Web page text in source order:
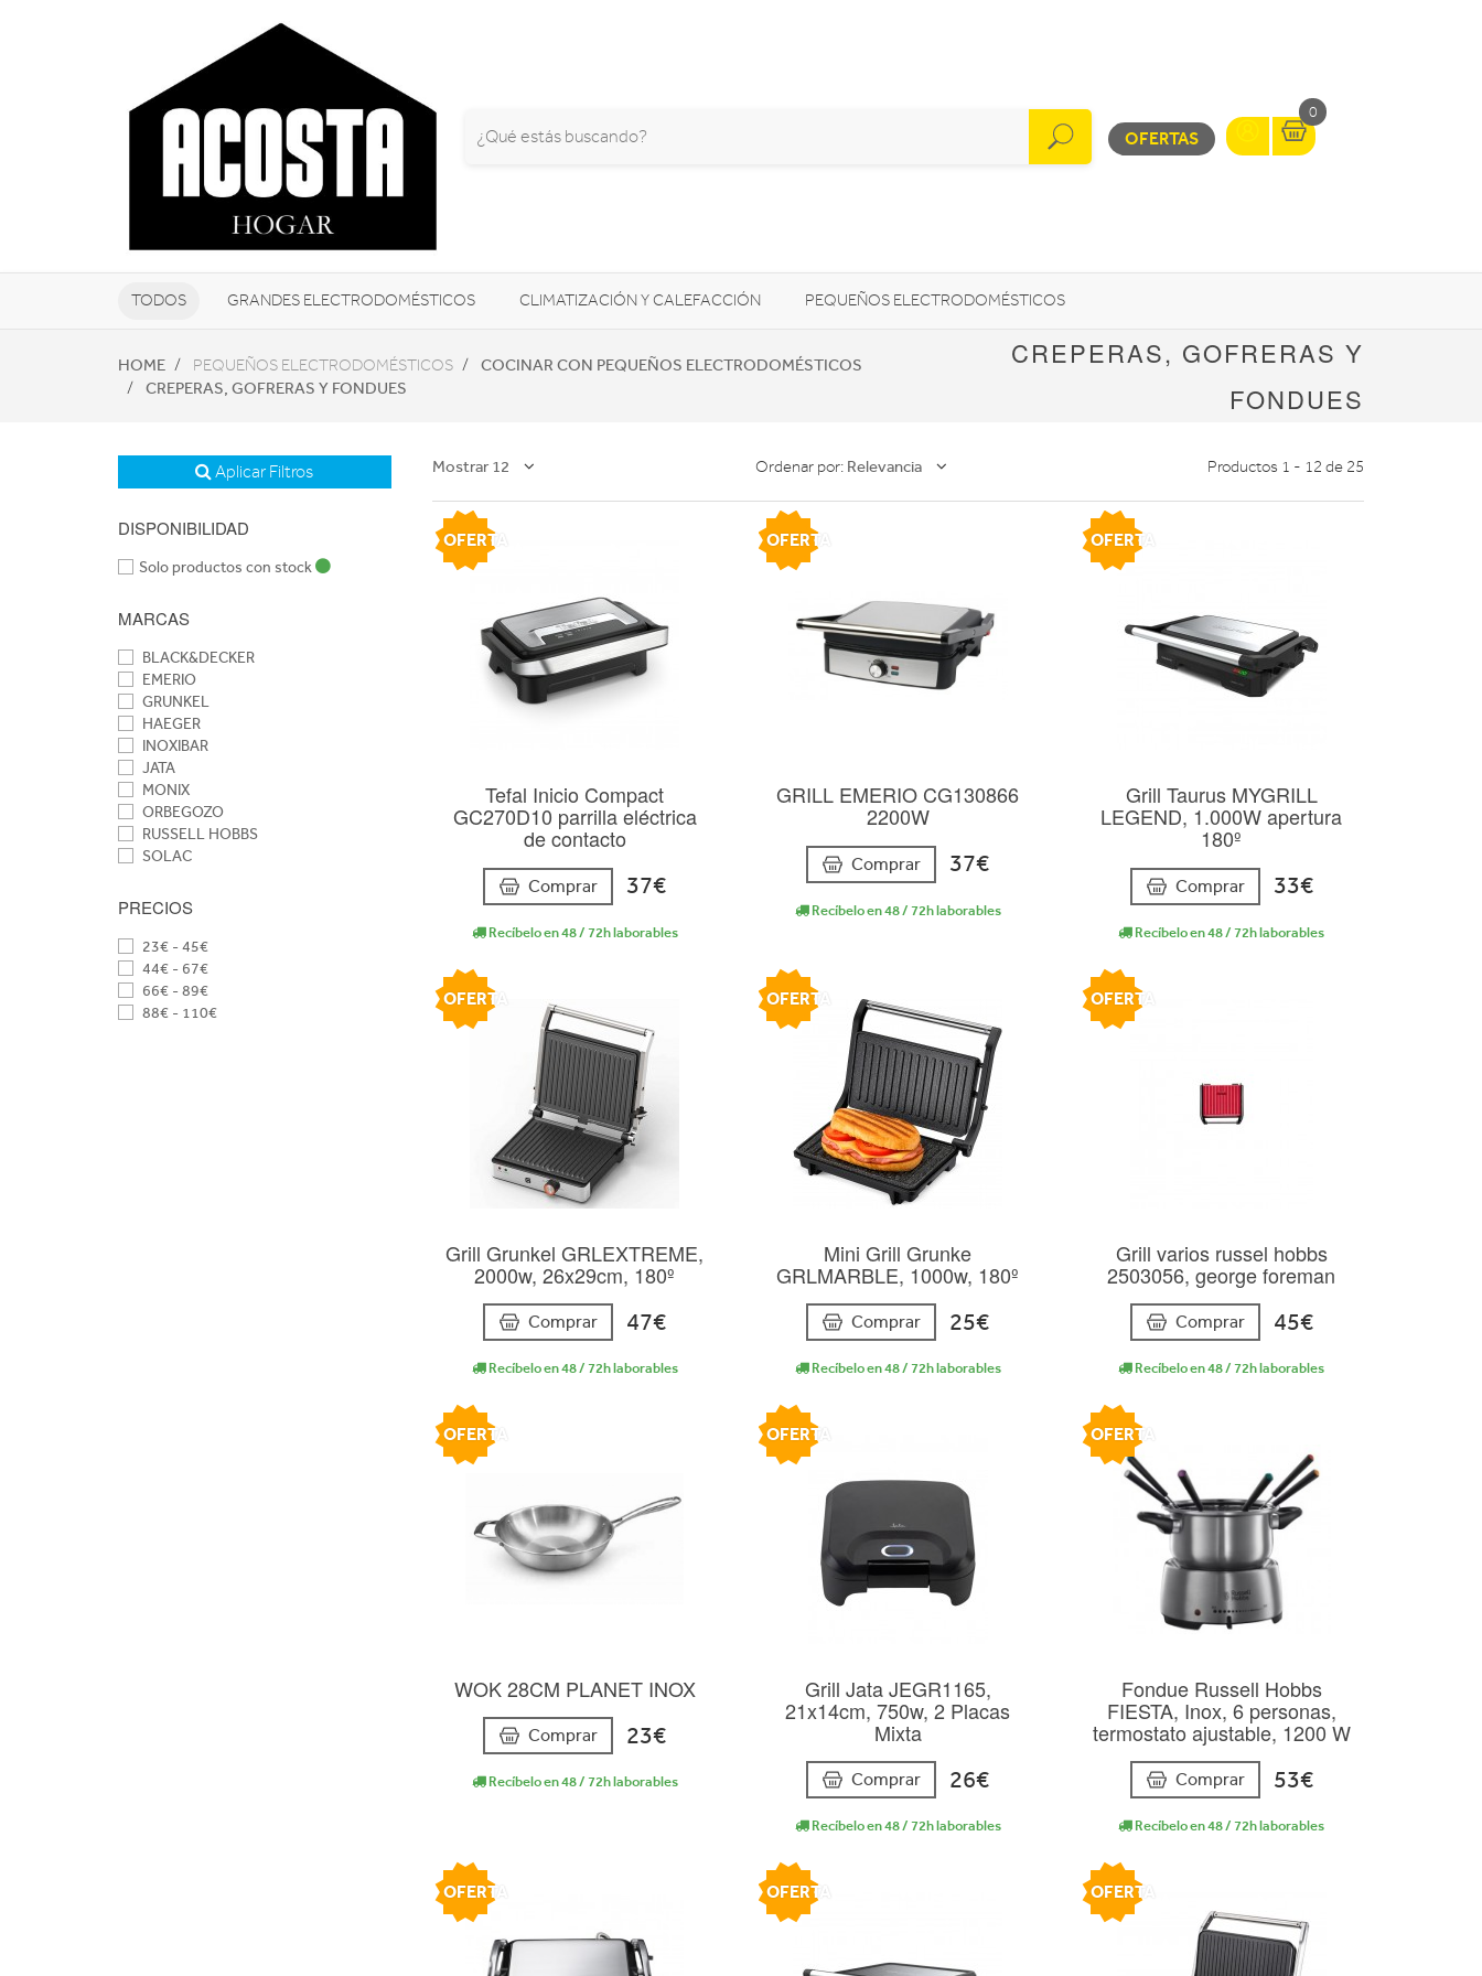
OFERTAS
0
TODOS GRANDES ELECTRODOMÉSTICOS CLIMATIZACIÓN Y CALEFACCIÓN PEQUEÑOS ELECTRODOMÉSTICOS
TELEVISORES Y REPRODUCTORES SONIDO / AUDIO CÁMARAS FOTO/VÍDEO INFORMÁTICA MOVILIDAD URBANA
HOME PEQUEÑOS ELECTRODOMÉSTICOS
COCINAR CON PEQUEÑOS ELECTRODOMÉSTICOS
CREPERAS, GOFRERAS Y FONDUES
CREPERAS, GOFRERAS Y
FONDUES
Aplicar Filtros
DISPONIBILIDAD
Solo productos con stock
MARCAS
BLACK&DECKER
EMERIO
GRUNKEL
HAEGER
INOXIBAR
JATA
MONIX
ORBEGOZO
RUSSELL HOBBS
SOLAC
TEFAL
WILFA
PRECIOS
23€ - 45€
44€ - 67€
66€ - 89€
88€ - 110€
Mostrar 12 Ordenar por: Relevancia Productos 1 - 12 de 25
Tefal Inicio Compact
GC270D10 parrilla eléctrica
de contacto
Comprar 37€
Recíbelo en 48 / 72h laborables
OFERTA
GRILL EMERIO CG130866
2200W
Comprar 37€
Recíbelo en 48 / 72h laborables
OFERTA
Grill Taurus MYGRILL
LEGEND, 1.000W apertura
180º
Comprar 33€
Recíbelo en 48 / 72h laborables
OFERTA
Grill Grunkel GRLEXTREME,
2000w, 26x29cm, 180º
Comprar 47€
Recíbelo en 48 / 72h laborables
OFERTA
Mini Grill Grunke
GRLMARBLE, 1000w, 180º
Comprar 25€
Recíbelo en 48 / 72h laborables
OFERTA
Grill varios russel hobbs
2503056, george foreman
Comprar 45€
Recíbelo en 48 / 72h laborables
OFERTA
WOK 28CM PLANET INOX
Comprar 23€
Recíbelo en 48 / 72h laborables
OFERTA
Grill Jata JEGR1165,
21x14cm, 750w, 2 Placas
Mixta
Comprar 26€
Recíbelo en 48 / 72h laborables
OFERTA
Fondue Russell Hobbs
FIESTA, Inox, 6 personas,
termostato ajustable, 1200 W
Comprar 53€
Recíbelo en 48 / 72h laborables
OFERTA
OFERTA OFERTA OFERTA